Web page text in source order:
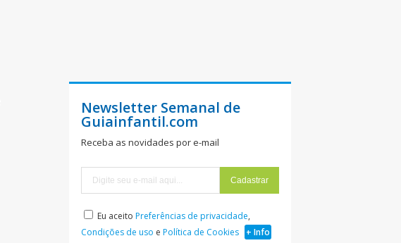
Newsletter Semanal de
Guiainfantil.com
Receba as novidades por e-mail
Eu aceito Preferências de privacidade,
Condições de uso e Política de Cookies + Info